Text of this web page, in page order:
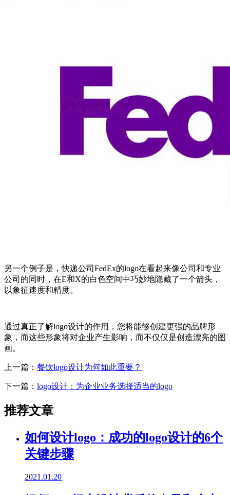
另一个例子是，快递公司FedEx的logo在看起来像公司和专业
公司的同时，在E和X的白色空间中巧妙地隐藏了一个箭头，
以象征速度和精度。
通过真正了解logo设计的作用，您将能够创建更强的品牌形
象，而这些形象将对企业产生影响，而不仅仅是创造漂亮的图
画。
上一篇： 餐饮logo设计为何如此重要？
下一篇： logo设计：为企业业务选择适当的logo
推荐文章
如何设计logo：成功的logo设计的6个
关键步骤
2021.01.20